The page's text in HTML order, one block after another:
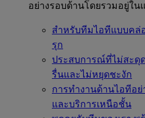
อย่างรอบด้านโดยรวมอยู่ใน
สำหรับทีมไอทีแบบคล่
รุก
ประสบการณ์ที่ไม่สะดุด
รื่นและไม่หยุดชะงัก
การทำงานด้านไอทีอย่
และบริการเหนือชั้น